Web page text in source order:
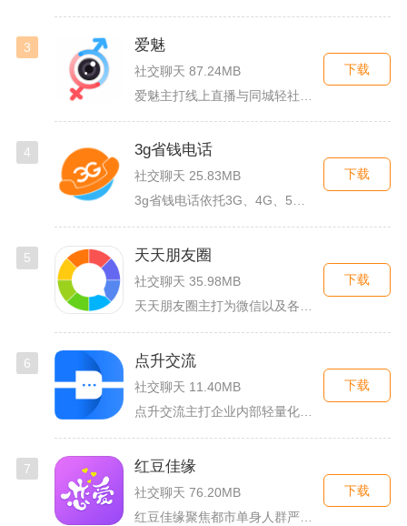
3 爱魅
社交聊天 87.24MB
下载
4 3g省钱电话
社交聊天 25.83MB
3g省钱电话依托3G、4G、5G及WiFi网络实现低资费通话...
下载
5 天天朋友圈
社交聊天 35.98MB
下载
6 点升交流
社交聊天 11.40MB
下载
7 红豆佳缘
社交聊天 76.20MB
下载